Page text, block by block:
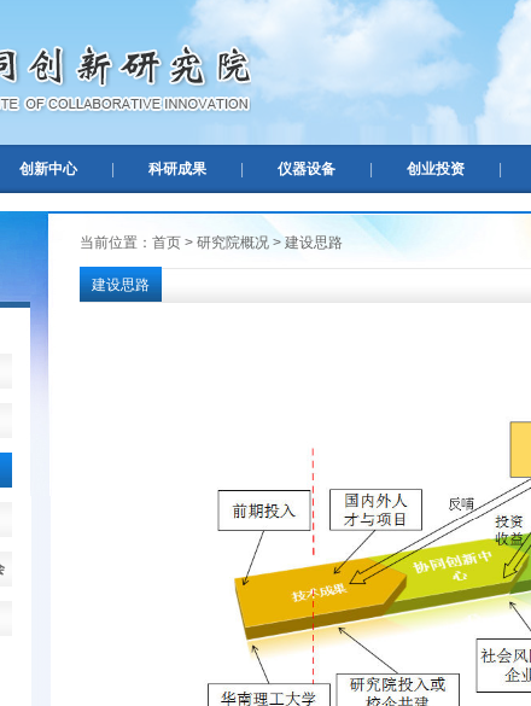
创新中心 科研成果 仪器设备 创业投资
当前位置：首页 > 研究院概况 > 建设思路
建设思路